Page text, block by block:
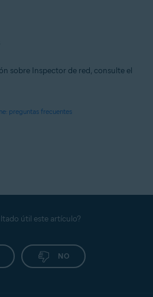
sobre Inspector de red, consulte el
preguntas frecuentes
útil este artículo?
NO